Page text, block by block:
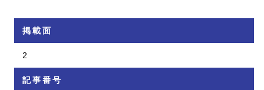
掲載面
2
記事番号